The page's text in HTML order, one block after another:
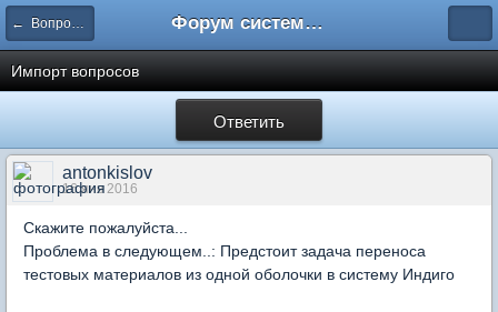
← Вопросы составления тестов Форум системы тестирования INDIGO
Импорт вопросов
Ответить
antonkislov
16 янв 2016
Скажите пожалуйста...
Проблема в следующем..: Предстоит задача переноса
тестовых материалов из одной оболочки в систему Индиго